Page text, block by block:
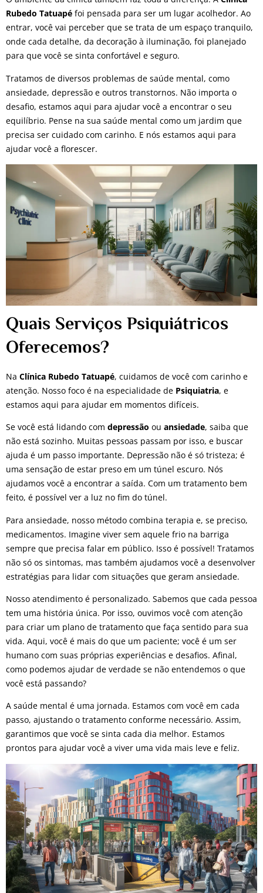
Rubedo Tatuapé foi pensada para ser um lugar acolhedor. Ao
entrar, você vai perceber que se trata de um espaço tranquilo,
onde cada detalhe, da decoração à iluminação, foi planejado
para que você se sinta confortável e seguro.
Tratamos de diversos problemas de saúde mental, como
ansiedade, depressão e outros transtornos. Não importa o
desafio, estamos aqui para ajudar você a encontrar o seu
equilíbrio. Pense na sua saúde mental como um jardim que
precisa ser cuidado com carinho. E nós estamos aqui para
ajudar você a florescer.
Quais Serviços Psiquiátricos
Oferecemos?
Na Clínica Rubedo Tatuapé, cuidamos de você com carinho e
atenção. Nosso foco é na especialidade de Psiquiatria, e
estamos aqui para ajudar em momentos difíceis.
Se você está lidando com depressão ou ansiedade, saiba que
não está sozinho. Muitas pessoas passam por isso, e buscar
ajuda é um passo importante. Depressão não é só tristeza; é
uma sensação de estar preso em um túnel escuro. Nós
ajudamos você a encontrar a saída. Com um tratamento bem
feito, é possível ver a luz no fim do túnel.
Para ansiedade, nosso método combina terapia e, se preciso,
medicamentos. Imagine viver sem aquele frio na barriga
sempre que precisa falar em público. Isso é possível! Tratamos
não só os sintomas, mas também ajudamos você a desenvolver
estratégias para lidar com situações que geram ansiedade.
Nosso atendimento é personalizado. Sabemos que cada pessoa
tem uma história única. Por isso, ouvimos você com atenção
para criar um plano de tratamento que faça sentido para sua
vida. Aqui, você é mais do que um paciente; você é um ser
humano com suas próprias experiências e desafios. Afinal,
como podemos ajudar de verdade se não entendemos o que
você está passando?
A saúde mental é uma jornada. Estamos com você em cada
passo, ajustando o tratamento conforme necessário. Assim,
garantimos que você se sinta cada dia melhor. Estamos
prontos para ajudar você a viver uma vida mais leve e feliz.